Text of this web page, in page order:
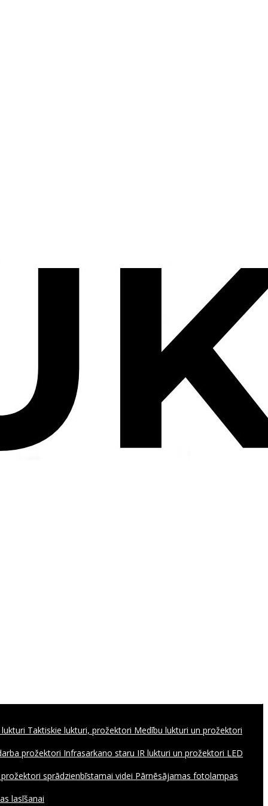
Taktiskie lukturi, prožektori Medību lukturi un prožektori
prožektori Infrasarkano staru IR lukturi un prožektori LED
sprādzienbīstamai videi Pārnēsājamas fotolampas
lasīšanai